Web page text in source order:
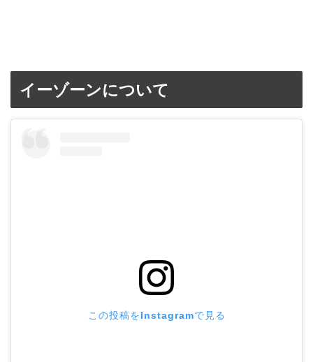
イーゾーンについて
この投稿をInstagramで見る